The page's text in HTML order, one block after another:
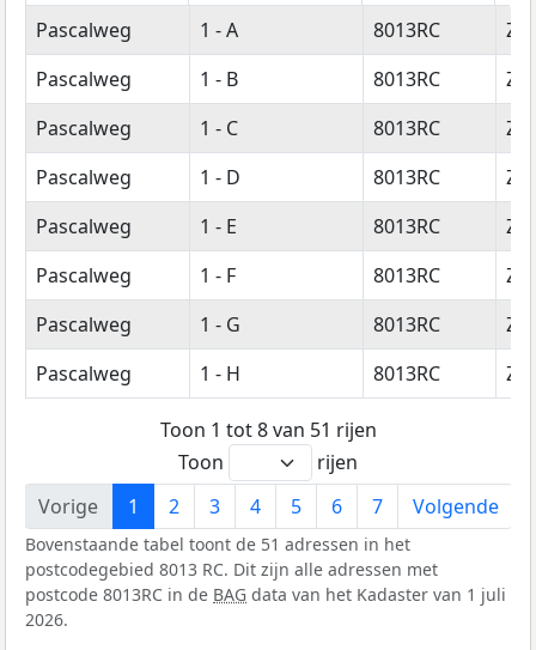
Straatnaam Huisnummer Postcode
Pascalweg 1 - A 8013RC
Pascalweg
1 - B 8013RC
Pascalweg
1 - C 8013RC
Pascalweg
1 - D 8013RC
Pascalweg
1 - E 8013RC
Pascalweg
1 - F 8013RC
Pascalweg
1 - G 8013RC
Pascalweg
1 - H 8013RC
Toon 1 tot 8 van 51 rijen
Toon
rijen
Vorige
1 2 3 4 5 6 7 Volgende
Bovenstaande tabel toont de 51 adressen in het
postcodegebied 8013 RC. Dit zijn alle adressen met
postcode 8013RC in de BAG data van het Kadaster van 1 juli
2026.